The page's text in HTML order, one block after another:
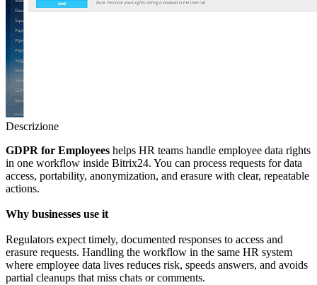
Descrizione
GDPR for Employees helps HR teams handle employee data rights
in one workflow inside Bitrix24. You can process requests for data
access, portability, anonymization, and erasure with clear, repeatable
actions.
Why businesses use it
Regulators expect timely, documented responses to access and
erasure requests. Handling the workflow in the same HR system
where employee data lives reduces risk, speeds answers, and avoids
partial cleanups that miss chats or comments.